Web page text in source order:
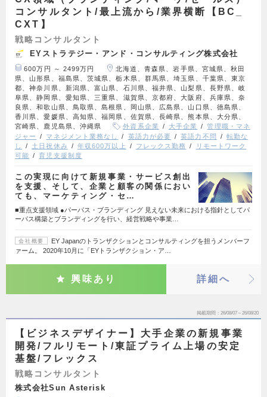
コンサルタント/最上流から/業界横断【BC_
CXT】
戦略コンサルタント
EYストラテジー・アンド・コンサルティング株式会社
600万円 ～ 2499万円
北海道、青森県、岩手県、宮城県、秋田
県、山形県、福島県、茨城県、栃木県、群馬県、埼玉県、千葉県、東京
都、神奈川県、新潟県、富山県、石川県、福井県、山梨県、長野県、岐
阜県、静岡県、愛知県、三重県、滋賀県、京都府、大阪府、兵庫県、奈
良県、和歌山県、鳥取県、島根県、岡山県、広島県、山口県、徳島県、
香川県、愛媛県、高知県、福岡県、佐賀県、長崎県、熊本県、大分県、
宮崎県、鹿児島県、沖縄県
外資系企業 大手企業
管理職・マネ
ジャー
マネジメント業務なし 英語力が必要 英語力不問
転勤な
し
土日祝休み 年収600万以上 フレックス勤務
リモートワーク
可能
育児支援制度
この実現に向けて新規事業・サービス創出
を支援、そして、企業と顧客の関係におい
ても、マーケティング・セ…
■重点支援領域 ●パーパス・ブランディング 見えない未来における指針としてパ
ーパス構築とブランディングを行い、経営戦略や事業…
会社概要
EY Japanのトランザクションとコンサルティングを担うメンバーフ
ァーム。 2020年10月に「EYトランザクション・ア…
興味あり 詳細へ
掲載期間 26/08/07～26/08/20
【ビジネスデザイナー】大手企業の新規事業
開発/フルリモート/東証プライム上場の安定
基盤/フレックス
戦略コンサルタント
株式会社Sun Asterisk